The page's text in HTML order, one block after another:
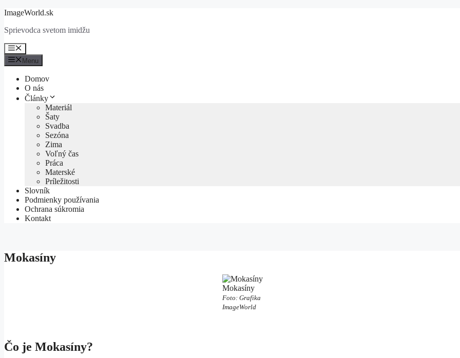
Preskočiť
obsah
ImageWorld.sk
Sprievodca svetom imidžu
Menu
Menu
Domov
O nás
Články
Materiál
Šaty
Svadba
Sezóna
Zima
Voľný čas
Práca
Materské
Príležitosti
Slovník
Podmienky používania
Ochrana súkromia
Kontakt
Mokasíny
Mokasíny
Foto: Grafika
ImageWorld
Čo je Mokasíny?